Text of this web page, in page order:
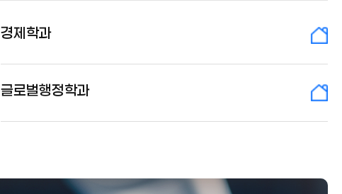
경제학과
글로벌행정학과